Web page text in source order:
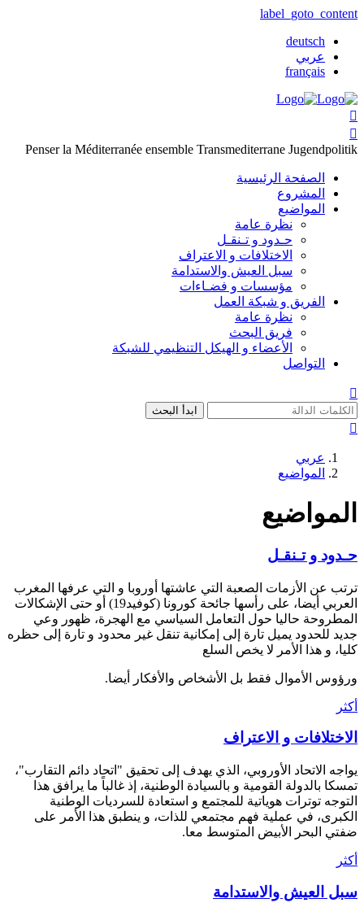
label_goto_content
deutsch
عربي
français


Penser la Méditerranée ensemble Transmediterrane Jugendpolitik
الصفحة الرئيسية
المشروع
المواضيع
نظرة عامة
حـدود و تـنقـل
الاختلافات و الاعتراف
سبل العيش والاستدامة
مؤسسات و فضـاءات
الفريق و شبكة العمل
نظرة عامة
فريق البحث
الأعضاء و الهيكل التنظيمي للشبكة
التواصل

ابدأ البحث

عربي
المواضيع
المواضيع
حـدود و تـنقـل
ترتب عن الأزمات الصعبة التي عاشتها أوروبا و التي عرفها المغرب
العربي أيضا، على رأسها جائحة كورونا (كوفيد19) أو حتى الإشكالات
المطروحة حاليا حول التعامل السياسي مع الهجرة، ظهور وعي
جديد للحدود يميل تارة إلى إمكانية تنقل غير محدود و تارة إلى حظره
كليا، و هذا الأمر لا يخص السلع
ورؤوس الأموال فقط بل الأشخاص والأفكار أيضا.
أكثر
الاختلافات و الاعتراف
يواجه الاتحاد الأوروبي، الذي يهدف إلى تحقيق "اتحاد دائم التقارب"،
تمسكا بالدولة القومية و بالسيادة الوطنية، إذ غالباً ما يرافق هذا
التوجه توترات هوياتية للمجتمع و استعادة للسرديات الوطنية
الكبرى، في عملية فهم مجتمعي للذات، و ينطبق هذا الأمر على
ضفتي البحر الأبيض المتوسط معا.
أكثر
سبل العيش والاستدامة